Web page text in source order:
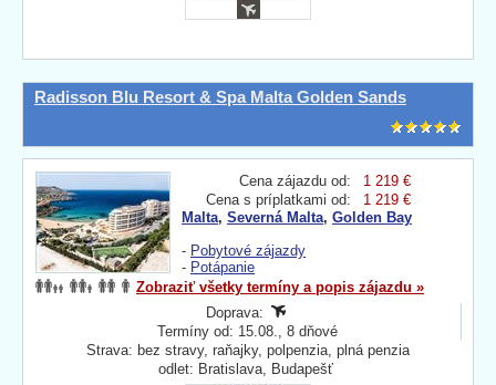
Radisson Blu Resort & Spa Malta Golden Sands
Cena zájazdu od:
1 219 €
Cena s príplatkami od:
1 219 €
Malta, Severná Malta, Golden Bay
- Pobytové zájazdy
- Potápanie
Zobraziť všetky termíny a popis zájazdu »
Doprava:
Termíny od: 15.08., 8 dňové
Strava: bez stravy, raňajky, polpenzia, plná penzia
odlet: Bratislava, Budapešť